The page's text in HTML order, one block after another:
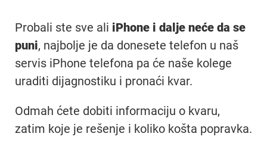
Probali ste sve ali iPhone i dalje neće da se
puni, najbolje je da donesete telefon u naš
servis iPhone telefona pa će naše kolege
uraditi dijagnostiku i pronaći kvar.
Odmah ćete dobiti informaciju o kvaru,
zatim koje je rešenje i koliko košta popravka.